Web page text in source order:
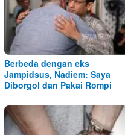
Berbeda dengan eks
Jampidsus, Nadiem: Saya
Diborgol dan Pakai Rompi